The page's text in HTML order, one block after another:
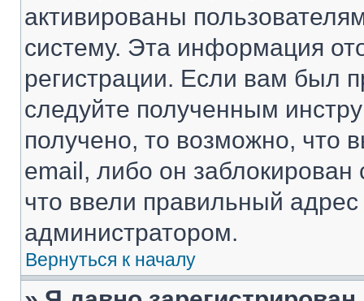
активированы
систему. Эта информация
регистрации. Если вам был
следуйте полученным
получено, то возможно, что
email, либо он
что ввели правильный адрес
администратором.
Вернуться к началу